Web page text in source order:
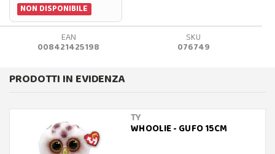
NON DISPONIBILE
EAN
008421425198
SKU
076749
PRODOTTI IN EVIDENZA
TY
WHOOLIE - GUFO 15CM